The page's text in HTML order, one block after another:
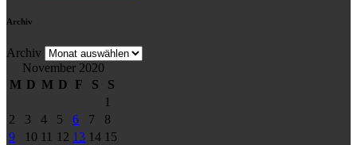
Archiv
Archiv
November 2020
M D M D F S
S
1
2
3 4 5 6 7
8
9
10 11 12 13 14 15